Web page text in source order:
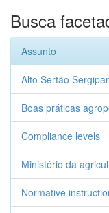
Busca
Assunto
Alto Sertão
Boas práticas
Compliance levels
Ministério da
Normative